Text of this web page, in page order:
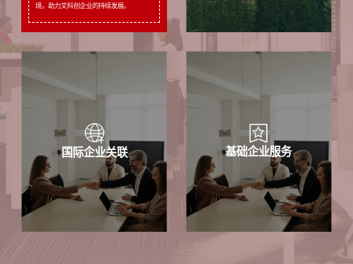
境，助力文科创企业的持续发展。
国际企业关联 基础企业服务